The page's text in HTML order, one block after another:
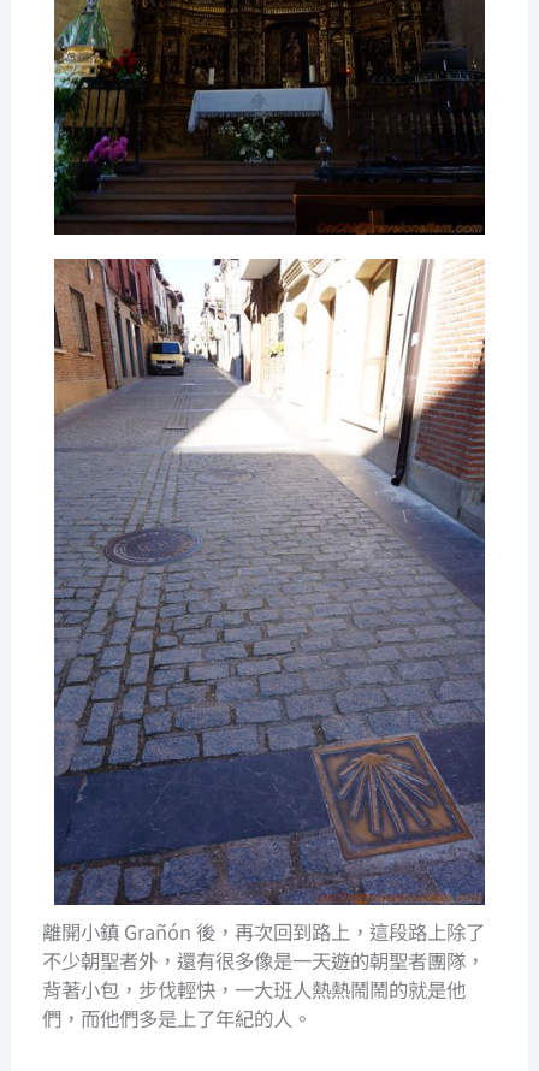
離開小鎮 Grañón 後，再次回到路上，這段路上除了
不少朝聖者外，還有很多像是一天遊的朝聖者團隊，
背著小包，步伐輕快，一大班人熱熱鬧鬧的就是他
們，而他們多是上了年紀的人。